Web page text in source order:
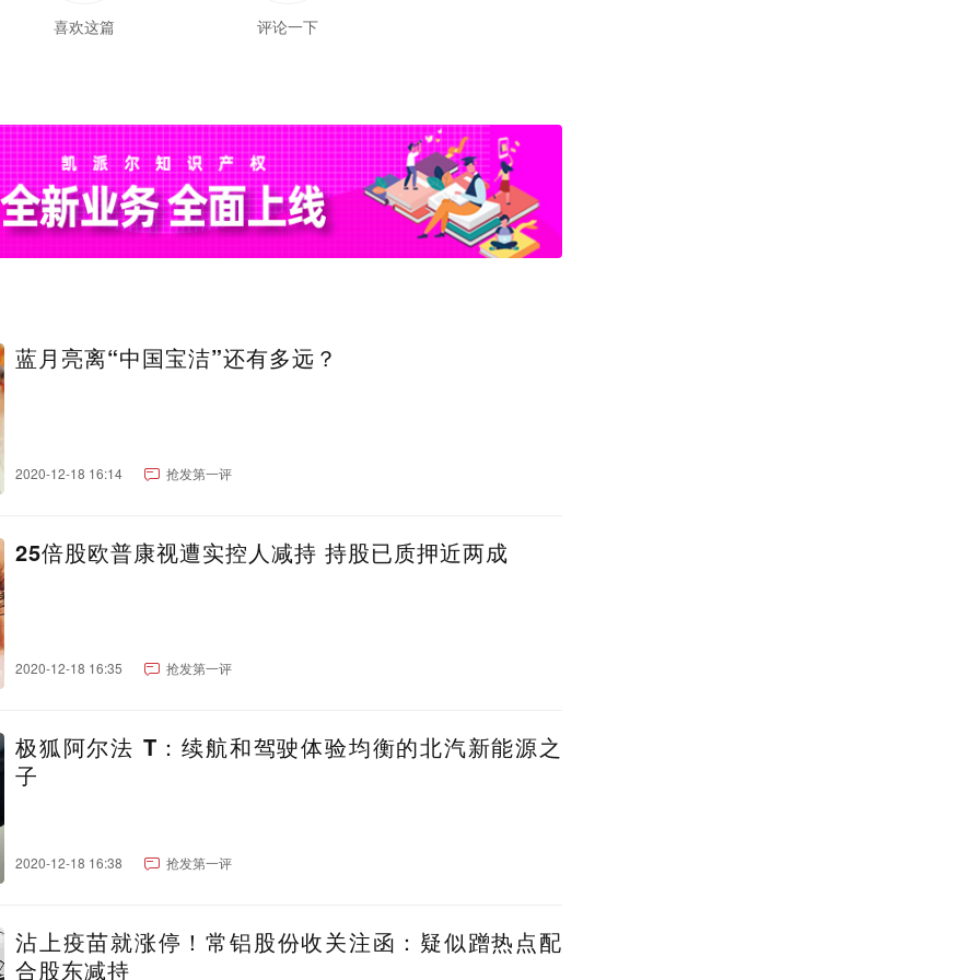
喜欢这篇 评论一下
蓝月亮离“中国宝洁”还有多远？
2020-12-18 16:14 抢发第一评
25倍股欧普康视遭实控人减持 持股已质押近两成
2020-12-18 16:35 抢发第一评
极狐阿尔法 T：续航和驾驶体验均衡的北汽新能源之
子
2020-12-18 16:38 抢发第一评
沾上疫苗就涨停！常铝股份收关注函：疑似蹭热点配
合股东减持